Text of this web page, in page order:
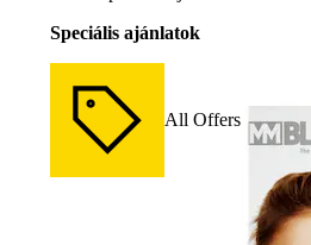
Speciális ajánlatok
All Offers